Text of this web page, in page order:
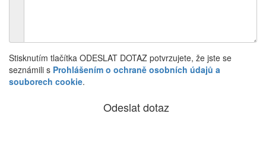
Stisknutím tlačítka ODESLAT DOTAZ potvrzujete, že jste se
seznámili s Prohlášením o ochraně osobních údajů a
souborech cookie.
Odeslat dotaz